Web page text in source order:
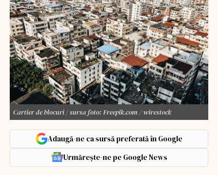
Cartier de blocuri / sursa foto: Freepik.com / wirestock
Adaugă-ne ca sursă preferată în Google
Urmărește-ne pe Google News